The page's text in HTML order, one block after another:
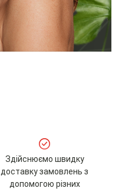
Здійснюємо швидку
доставку замовлень з
допомогою різних